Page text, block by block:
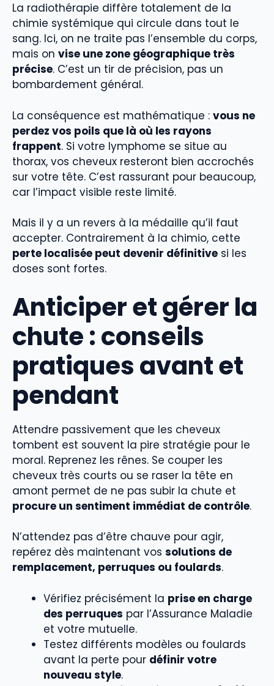
La radiothérapie diffère totalement de la
chimie systémique qui circule dans tout le
sang. Ici, on ne traite pas l’ensemble du corps,
mais on vise une zone géographique très
précise. C’est un tir de précision, pas un
bombardement général.
La conséquence est mathématique : vous ne
perdez vos poils que là où les rayons
frappent. Si votre lymphome se situe au
thorax, vos cheveux resteront bien accrochés
sur votre tête. C’est rassurant pour beaucoup,
car l’impact visible reste limité.
Mais il y a un revers à la médaille qu’il faut
accepter. Contrairement à la chimio, cette
perte localisée peut devenir définitive si les
doses sont fortes.
Anticiper et gérer la
chute : conseils
pratiques avant et
pendant
Attendre passivement que les cheveux
tombent est souvent la pire stratégie pour le
moral. Reprenez les rênes. Se couper les
cheveux très courts ou se raser la tête en
amont permet de ne pas subir la chute et
procure un sentiment immédiat de contrôle.
N’attendez pas d’être chauve pour agir,
repérez dès maintenant vos solutions de
remplacement, perruques ou foulards.
Vérifiez précisément la prise en charge
des perruques par l’Assurance Maladie
et votre mutuelle.
Testez différents modèles ou foulards
avant la perte pour définir votre
nouveau style.